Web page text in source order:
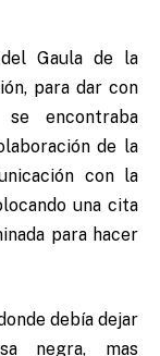
Gaula de la
para dar con
encontraba
de la
con la
una cita
para hacer
debía dejar
negra, mas